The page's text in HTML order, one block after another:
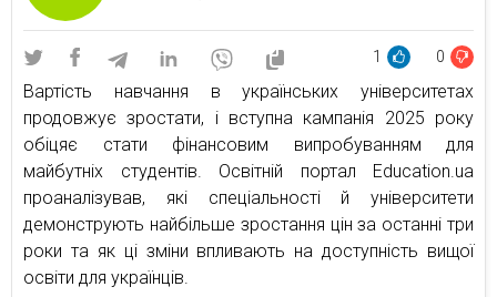
1 0
Вартість навчання в українських університетах
продовжує зростати, і вступна кампанія 2025 року
обіцяє стати фінансовим випробуванням для
майбутніх студентів. Освітній портал Education.ua
проаналізував, які спеціальності й університети
демонструють найбільше зростання цін за останні три
роки та як ці зміни впливають на доступність вищої
освіти для українців.